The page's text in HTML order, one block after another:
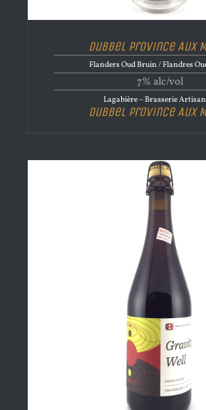
Dubbel Province Aux
Flanders Oud Bruin / Flandres
7% alc/vol
Lagabière – Brasserie
Dubbel Province Aux